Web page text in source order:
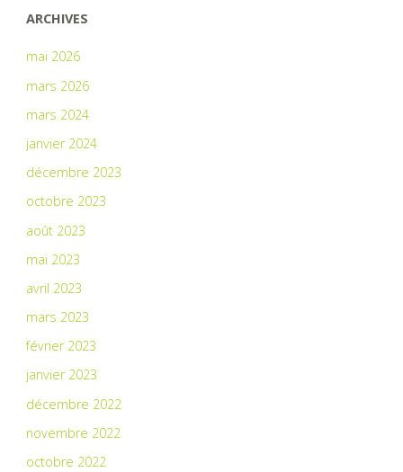
ARCHIVES
mai 2026
mars 2026
mars 2024
janvier 2024
décembre 2023
octobre 2023
août 2023
mai 2023
avril 2023
mars 2023
février 2023
janvier 2023
décembre 2022
novembre 2022
octobre 2022